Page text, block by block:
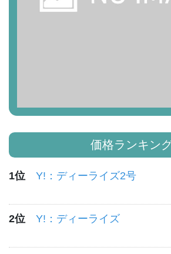
価格ランキン
1位 Y!：ディーライズ2号
2位 Y!：ディーライズ